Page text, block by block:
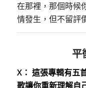
在那裡，那個時候
情發生，但不留評
平
X： 這張專輯有五
歌讓你重新理解自